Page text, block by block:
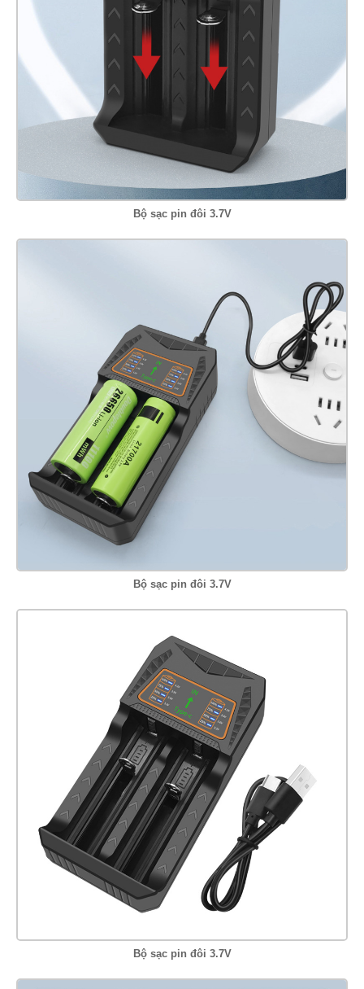
Bộ sạc pin đôi 3.7V
Bộ sạc pin đôi 3.7V
Bộ sạc pin đôi 3.7V